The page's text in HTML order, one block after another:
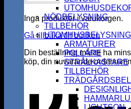
Inga produkter i varukorgen.
Gå tillbaka till butiken
Din beställning måste ha
köp, din nuvarande
NÖDBELYSNING
TILLBEHÖR
UTOMHUSBELYSNING
ARMATURER
POLLARE
STRÅLKASTARE
TILLBEHÖR
LIGHTSON